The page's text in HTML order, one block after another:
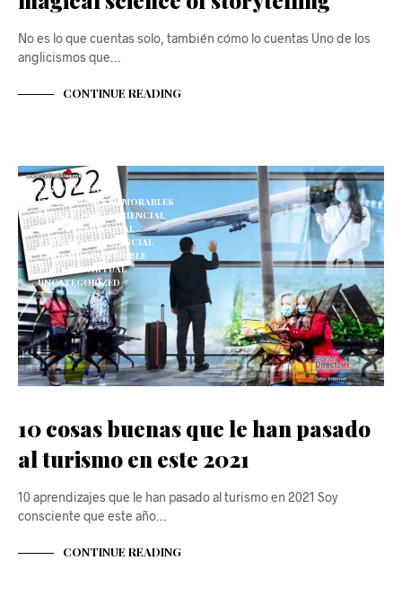
No es lo que cuentas solo, también cómo lo cuentas Uno de los
anglicismos que…
CONTINUE READING
CASOS DE ÉXITO
EXPERIENCIAS MEMORABLES
MARKETING EXPERIENCIAL
OCIO EXPERIENCIAL
TURISMO EXPERIENCIAL
TURISMO SOSTENIBLE
TURISMO VIRTUAL
UNCATEGORIZED
10 cosas buenas que le han pasado
al turismo en este 2021
10 aprendizajes que le han pasado al turismo en 2021 Soy
consciente que este año…
CONTINUE READING